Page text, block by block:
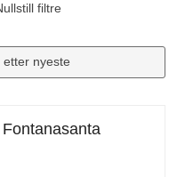
filtre